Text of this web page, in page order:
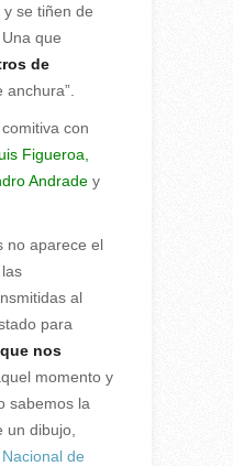
se tiñen de
que
de
con
Figueroa,
Andradey
no aparece el
al
para
nos
momento y
sabemos la
un dibujo,
de